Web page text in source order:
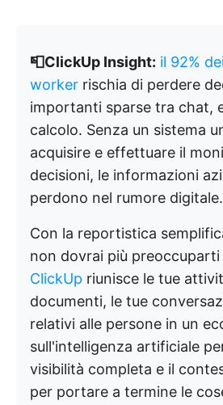
📮ClickUp Insight: il 92%
worker rischia di perdere
importanti sparse tra chat,
calcolo. Senza un sistema
acquisire e effettuare il
decisioni, le informazioni
perdono nel rumore digitale.
Con la reportistica
non dovrai più preoccuparti
ClickUp riunisce le tue
documenti, le tue
relativi alle persone in un
sull'intelligenza artificiale
visibilità completa e il
per portare a termine le